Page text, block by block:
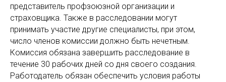
представитель профзоюзной организации и
страховщика. Также в расследовании могут
принимать участие другие специалисты, при этом,
число членов комиссии должно быть нечетным.
Комиссия обязана завершить расследование в
течение 30 рабочих дней со дня своего создания.
Работодатель обязан обеспечить условия работы